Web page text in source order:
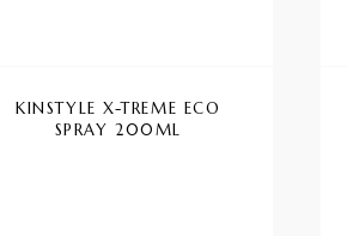
KINSTYLE X-TREME ECO
SPRAY 200ML